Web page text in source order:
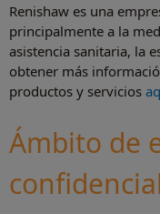
Renishaw es una
principalmente a la
asistencia sanitaria, la
obtener más
productos y servicios
Ámbito de